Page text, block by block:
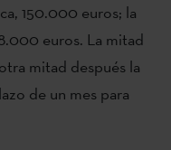
150.000 euros; la
euros. La mitad
mitad después la
de un mes para